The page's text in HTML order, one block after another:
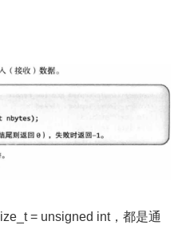
= unsigned int，都是通